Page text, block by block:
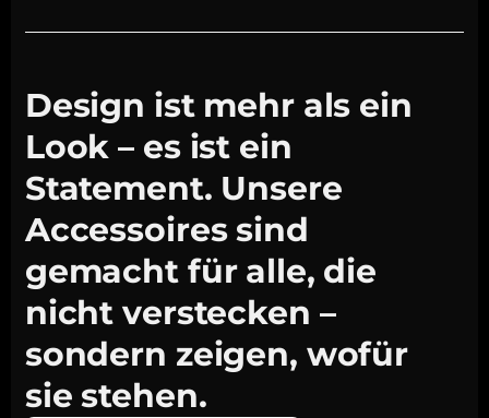
Design ist mehr als ein
Look – es ist ein
Statement. Unsere
Accessoires sind
gemacht für alle, die
nicht verstecken –
sondern zeigen, wofür
sie stehen.